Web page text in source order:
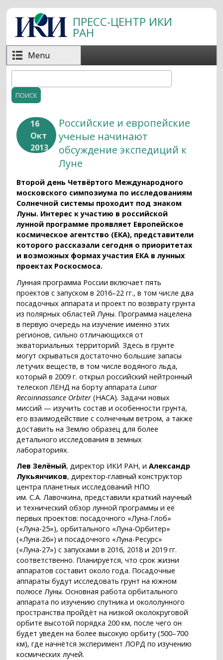
Перейти к основному содержанию
ПРЕСС-ЦЕНТР ИКИ
РАН
Menu
Форма поиска
16
Окт
2013
Российские и европейские
ученые начинают
обсуждение экспедиций к
Луне
Второй день Четвёртого Международного
московского симпозиума по исследованиям
Солнечной системы проходит под знаком
Луны. Интерес к участию в российской
лунной программе проявляет Европейское
космическое агентство (ЕКА), представители
которого рассказали сегодня о приоритетах
и возможных формах участия ЕКА в лунных
проектах Роскосмоса.
Лунная программа России включает пять
проектов с запуском в 2016–22 гг., в том числе два
посадочных аппарата и проект по возврату грунта
из полярных областей Луны. Программа нацелена
в первую очередь на изучение именно этих
регионов, сильно отличающихся от
экваториальных территорий. Здесь в грунте
могут скрываться достаточно большие запасы
летучих веществ, в том числе водяного льда,
который в 2009 г. открыл российский нейтронный
телескоп ЛЕНД на борту аппарата Lunar
Recoinnassance Orbiter (НАСА). Задачи новых
миссий — изучить состав и особенности грунта,
его взаимодействие с солнечным ветром, а также
доставить на Землю образец для более
детального исследования в земных
лабораториях.
Лев Зелёный, директор ИКИ РАН, иАлександр
Лукьянчиков, директор-главный конструктор
центра планетных исследований НПО
им. С.А. Лавочкина, представили краткий научный
и технический обзор лунной программы и её
первых проектов: посадочного «Луна-Глоб»
(«Луна-25»), орбитального «Луна-Орбитер»
(«Луна-26») и посадочного «Луна-Ресурс»
(«Луна-27») с запусками в 2016, 2018 и 2019 гг.
соответственно. Планируется, что срок жизни
аппаратов составит около года. Посадочные
аппараты будут исследовать грунт на южном
полюсе Луны. Основная работа орбитального
аппарата по изучению спутника и окололунного
пространства пройдёт на низкой околокруговой
орбите высотой порядка 200 км, после чего он
будет уведен на более высокую орбиту (500–700
км), где начнётся эксперимент ЛОРД по изучению
космических лучей.